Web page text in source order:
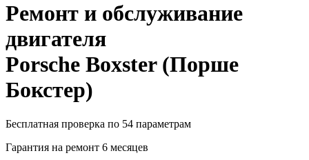
Ремонт и обслуживание
двигателя
Porsche Boxster(Порше
Бокстер)
Бесплатная проверка по 54 параметрам
Гарантия на ремонт 6 месяцев